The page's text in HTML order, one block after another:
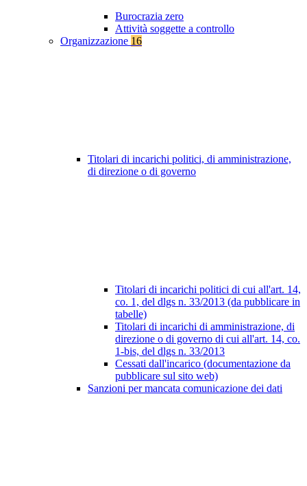
Burocrazia zero
Attività soggette a controllo
Organizzazione 16
Titolari di incarichi politici, di amministrazione,
di direzione o di governo
Titolari di incarichi politici di cui all'art. 14,
co. 1, del dlgs n. 33/2013 (da pubblicare in
tabelle)
Titolari di incarichi di amministrazione, di
direzione o di governo di cui all'art. 14, co.
1-bis, del dlgs n. 33/2013
Cessati dall'incarico (documentazione da
pubblicare sul sito web)
Sanzioni per mancata comunicazione dei dati